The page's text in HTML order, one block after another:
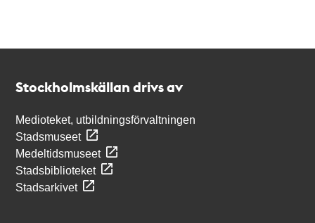
Stockholmskällan drivs av
Medioteket, utbildningsförvaltningen
Stadsmuseet
Medeltidsmuseet
Stadsbiblioteket
Stadsarkivet